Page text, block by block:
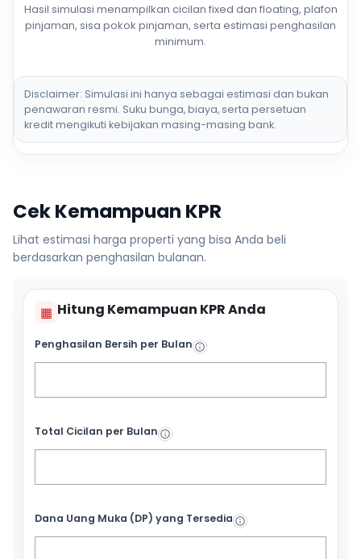
Hasil simulasi menampilkan cicilan fixed dan floating, plafon
pinjaman, sisa pokok pinjaman, serta estimasi penghasilan
minimum.
Disclaimer: Simulasi ini hanya sebagai estimasi dan bukan
penawaran resmi. Suku bunga, biaya, serta persetuan
kredit mengikuti kebijakan masing-masing bank.
Cek Kemampuan KPR
Lihat estimasi harga properti yang bisa Anda beli
berdasarkan penghasilan bulanan.
▦ Hitung Kemampuan KPR Anda
Penghasilan Bersih per Bulan
Total Cicilan per Bulan
Dana Uang Muka (DP) yang Tersedia